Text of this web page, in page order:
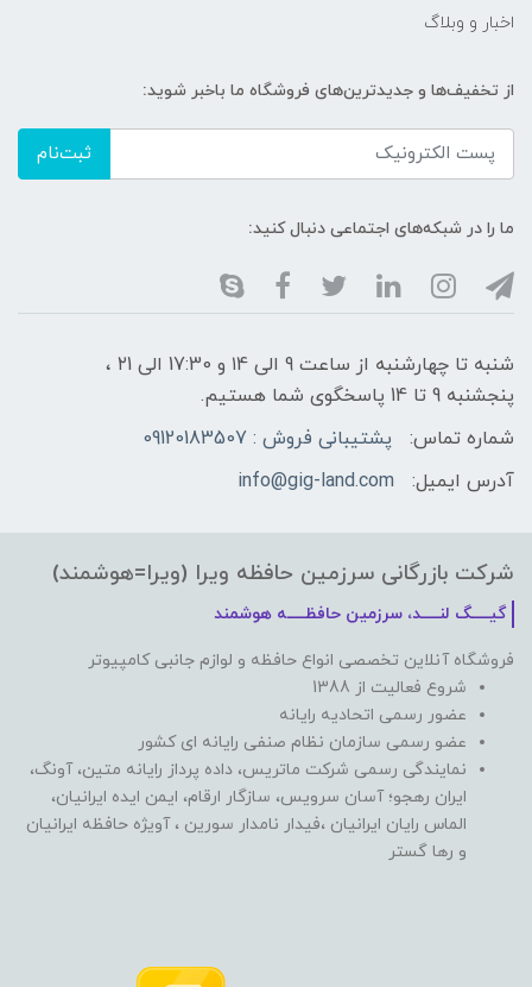
اخبار و وبلاگ
از تخفیف‌ها و جدیدترین‌های فروشگاه ما باخبر شوید:
ثبت‌نام
ما را در شبکه‌های اجتماعی دنبال کنید:
شنبه تا چهارشنبه از ساعت 9 الی ۱4 و 17:30 الی ۲1 ،
پنجشنبه 9 تا 14 پاسخگوی شما هستیم.
شماره تماس:
پشتیبانی فروش : 09120183507
آدرس ایمیل:
info@gig-land.com
شرکت بازرگانی سرزمین حافظه ویرا (ویرا=هوشمند)
گیـــــگ لنـــــد، سرزمین حافظـــــه هوشمند
فروشگاه آنلاین تخصصی انواع حافظه و لوازم جانبی کامپیوتر
شروع فعالیت از 1388
عضور رسمی اتحادیه رایانه
عضو رسمی سازمان نظام صنفی رایانه ای کشور
نمایندگی رسمی شرکت ماتریس، داده پرداز رایانه متین، آونگ،
ایران رهجو؛ آسان سرویس، سازگار ارقام، ایمن ایده ایرانیان،
الماس رایان ایرانیان ،فیدار نامدار سورین ، آویژه حافظه ایرانیان
و رها گستر